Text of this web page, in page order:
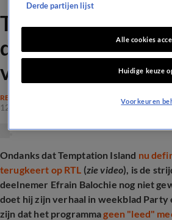
Temptation
deelnemers 'eisen
van RTL
REALITY
12 mrt 2025, 17:06
Ondanks dat Temptation Island nu
terugkeert op RTL (zie video), is de
deelnemer Efrain Balochie nog niet
doet hij zijn verhaal in weekblad Party
zijn dat het programmageen "leed"
Derde partijen lijst
Alle cookies
Huidige keuze
Voorkeuren